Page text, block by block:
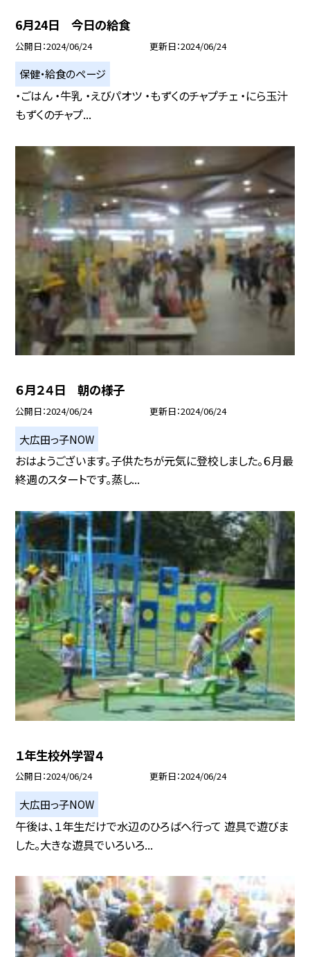
6月24日 今日の給食
公開日 2024/06/24 更新日 2024/06/24
保健・給食のページ
・ごはん ・牛乳 ・えびパオツ ・もずくのチャプチェ ・にら玉汁
もずくのチャプ...
６月２４日 朝の様子
公開日 2024/06/24 更新日 2024/06/24
大広田っ子NOW
おはようございます。子供たちが元気に登校しました。６月最
終週のスタートです。蒸し...
１年生校外学習４
公開日 2024/06/24 更新日 2024/06/24
大広田っ子NOW
午後は、１年生だけで水辺のひろばへ行って 遊具で遊びま
した。大きな遊具でいろいろ...